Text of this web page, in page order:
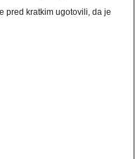
pred kratkim ugotovili, da je